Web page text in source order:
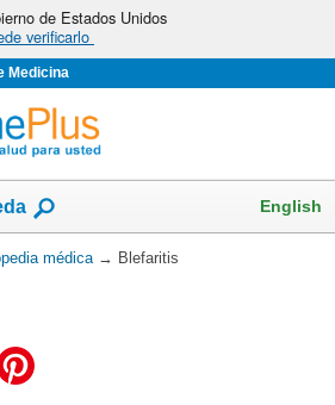
de Estados Unidos
verificarlo
Medicina
English
médica → Blefaritis